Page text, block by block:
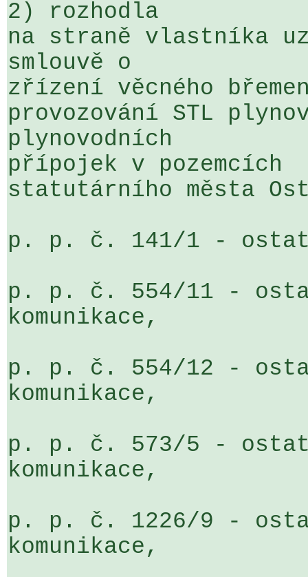
2) rozhodla
na straně vlastníka
smlouvě o
zřízení věcného
provozování STL
plynovodních
přípojek v
statutárního města
p. p. č. 141/1 -
p. p. č. 554/11 -
komunikace,
p. p. č. 554/12 -
komunikace,
p. p. č. 573/5 -
komunikace,
p. p. č. 1226/9 -
komunikace,